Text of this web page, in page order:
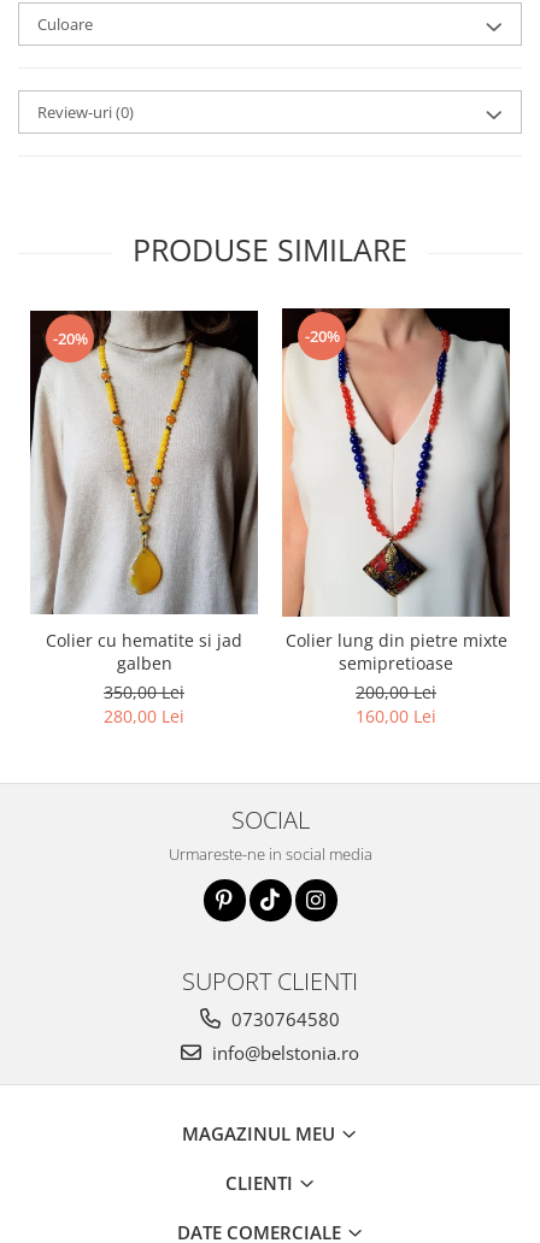
Culoare
Review-uri(0)
PRODUSE SIMILARE
-20%
Colier cu hematite si jad
galben
350,00 Lei
280,00 Lei
-20%
Colier lung din pietre mixte
semipretioase
200,00 Lei
160,00 Lei
SOCIAL
Urmareste-ne in social media
SUPORT CLIENTI
0730764580
info@belstonia.ro
MAGAZINUL MEU
CLIENTI
DATE COMERCIALE